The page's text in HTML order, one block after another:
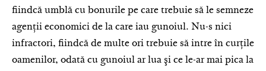
fiindcă umblă cu bonurile pe care trebuie să le semneze
agenţii economici de la care iau gunoiul. Nu-s nici
infractori, fiindcă de multe ori trebuie să intre în curţile
oamenilor, odată cu gunoiul ar lua şi ce le-ar mai pica la